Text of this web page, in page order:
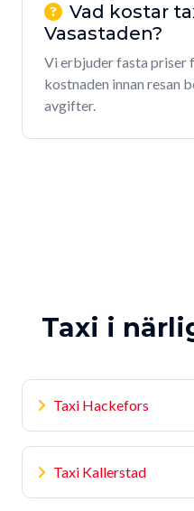
Vad kostar
Vasastaden?
Vi erbjuder fasta priser
kostnaden innan resan
avgifter.
Taxi i
Taxi Hackefors
Taxi Kallerstad